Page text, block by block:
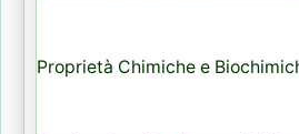
Proprietà Chimiche e